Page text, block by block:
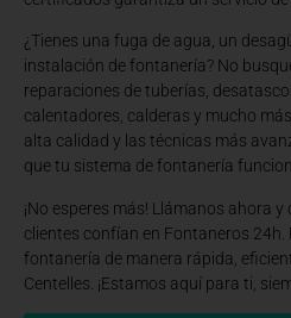
¿Tienes una fuga de agua, un
instalación de fontanería? No
reparaciones de tuberías,
calentadores, calderas y mucho
alta calidad y las técnicas más
que tu sistema de fontanería
¡No esperes más! Llámanos ahora
clientes confían en Fontaneros
fontanería de manera rápida,
Centelles. ¡Estamos aquí para ti,